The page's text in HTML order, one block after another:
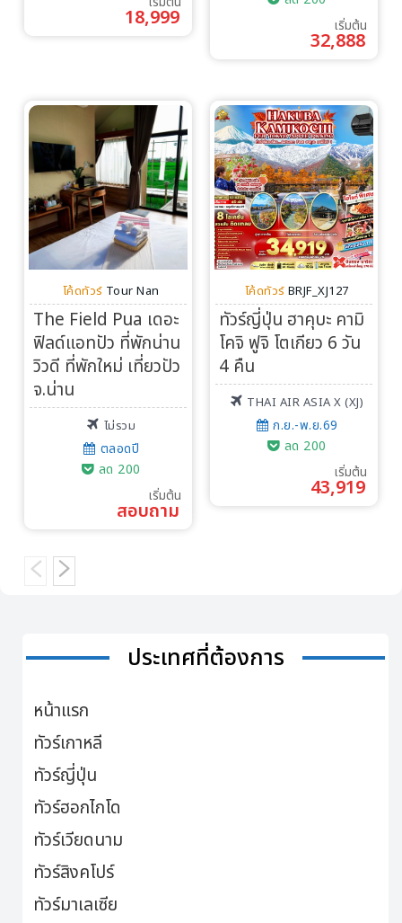
18,999
เริ่มต้น
32,888
โค้ดทัวร์ Tour Nan
The Field Pua เดอะ
ฟิลด์แอทปัว ที่พักน่าน
วิวดี ที่พักใหม่ เที่ยวปัว
จ.น่าน
ไม่รวม
ตลอดปี
ลด 200
เริ่มต้น
สอบถาม
โค้ดทัวร์ BRJF_XJ127
ทัวร์ญี่ปุ่น ฮาคุบะ คามิ
โคจิ ฟูจิ โตเกียว 6 วัน
4 คืน
THAI AIR ASIA X (XJ)
ก.ย.-พ.ย.69
ลด 200
เริ่มต้น
43,919
ประเทศที่ต้องการ
หน้าแรก
ทัวร์เกาหลี
ทัวร์ญี่ปุ่น
ทัวร์ฮอกไกโด
ทัวร์เวียดนาม
ทัวร์สิงคโปร์
ทัวร์มาเลเซีย